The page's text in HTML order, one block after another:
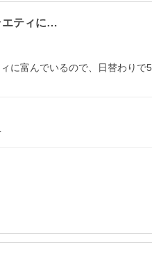
エティに…
に富んでいるので、日替わりで